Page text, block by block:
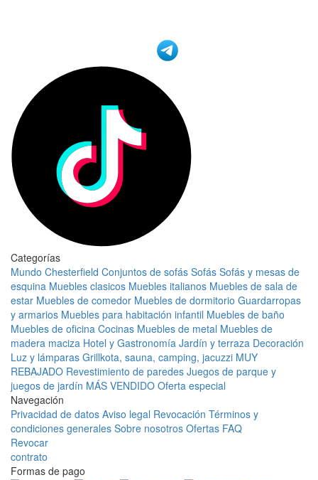
Categorías
Mundo Chesterfield Conjuntos de sofás Sofás Sofás y mesas de
esquina Muebles clasicos Muebles italianos Muebles de sala de
estar Muebles de comedor Muebles de dormitorio Guardarropas
y armarios Muebles para habitación infantil Muebles de baño
Muebles de oficina Cocinas Muebles de metal Muebles de
madera maciza Hotel y Gastronomía Jardín y terraza Decoración
Luz y lámparas Grillkota, sauna, camping, jacuzzi MUY
REBAJADO Revestimiento de paredes Juegos de parque y
juegos de jardín MÁS VENDIDO Oferta especial
Navegación
Privacidad de datos Aviso legal Revocación Términos y
condiciones generales Sobre nosotros Ofertas FAQ
Revocar
contrato
Formas de pago